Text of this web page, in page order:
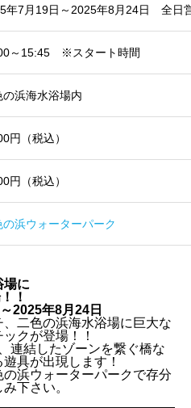
年7月19日～2025年8月24日 全日
～15:45 ※スタート時間
の浜海水浴場内
円（税込）
円（税込）
の浜ウォーターパーク
場に
！
2025年8月24日
二色の浜海水浴場に巨大な
クが登場！！
連結したゾーンを繋ぐ橋な
具が出現します！
浜ウォーターパークで存分
下さい。